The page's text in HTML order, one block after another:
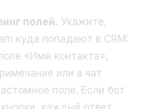
полей. Укажите,
куда попадают в CRM:
«Имя контакта»,
или в чат
поле. Если бот